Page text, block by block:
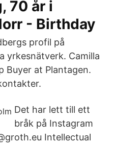
70 år i
- Birthday
profil på
yrkesnätverk. Camilla
Buyer at Plantagen.
Det har lett till ett
bråk på Instagram
Intellectual